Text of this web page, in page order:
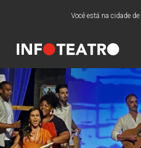
Você está na cidade de: